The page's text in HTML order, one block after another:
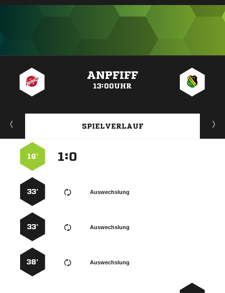
ANPFIFF
13:00UHR
SPIELVERLAUF
:
16’
Auswechslung
33’
Auswechslung
33’
Auswechslung
38’